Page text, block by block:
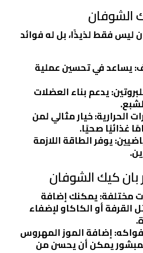
الشوفان
ليس فقط لذيذًا، بل له فوائد
: يساعد في تحسين عملية
: يدعم بناء العضلات
الحرارية: خيار مثالي لمن
غذائيًا صحيًا.
: يوفر الطاقة اللازمة
بان كيك الشوفان
مختلفة: يمكنك إضافة
القرفة أو الكاكاو لإضفاء
: إضافة الموز المهروس
يمكن أن يحسن من